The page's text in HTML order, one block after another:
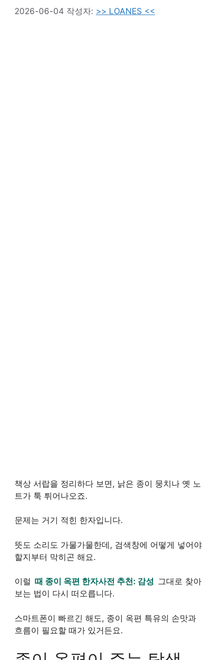
2026-06-04 작성자: >> LOANES <<
책상 서랍을 정리하다 보면, 낡은 종이 뭉치나 옛 노
트가 툭 튀어나오죠.
문제는 거기 적힌 한자입니다.
뜻도 소리도 가물가물한데, 검색창에 어떻게 넣어야
할지부터 막히곤 해요.
이럴 때 종이 옥편 한자사전 추천: 감성 그대로 찾아
보는 법이 다시 떠오릅니다.
스마트폰이 빠르긴 해도, 종이 옥편 특유의 손맛과
흐름이 필요할 때가 있거든요.